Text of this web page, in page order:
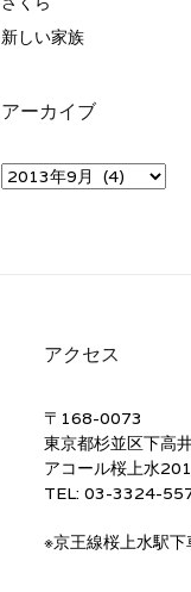
新しい家族
アーカイブ
ア
アクセス
〒168-0073
東京都杉並区下高
アコール桜上水201
TEL: 03-3324-
※京王線桜上水駅